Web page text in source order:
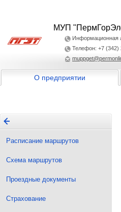
МУП
Информационная
Телефон: +7 (342)
О предприятии
Расписание маршрутов
Схема маршрутов
Проездные документы
Страхование